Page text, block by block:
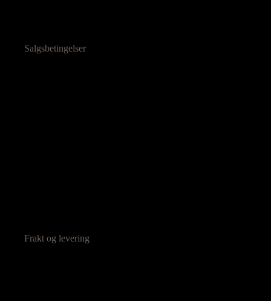
Salgsbetingelser
Frakt og levering